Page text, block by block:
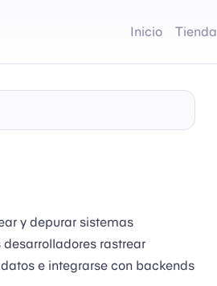
Inicio Tienda
y depurar sistemas
rastrear
e integrarse con backends